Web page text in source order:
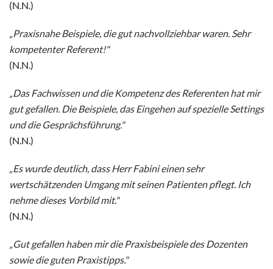
(N.N.)
„Praxisnahe Beispiele, die gut nachvollziehbar waren. Sehr
kompetenter Referent!"
(N.N.)
„Das Fachwissen und die Kompetenz des Referenten hat mir
gut gefallen. Die Beispiele, das Eingehen auf spezielle Settings
und die Gesprächsführung."
(N.N.)
„Es wurde deutlich, dass Herr Fabini einen sehr
wertschätzenden Umgang mit seinen Patienten pflegt. Ich
nehme dieses Vorbild mit."
(N.N.)
„Gut gefallen haben mir die Praxisbeispiele des Dozenten
sowie die guten Praxistipps."